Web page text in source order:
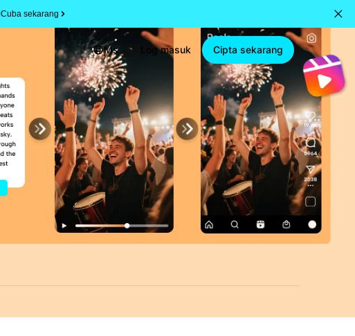
Cuba sekarang
Ms Log masuk Cipta sekarang